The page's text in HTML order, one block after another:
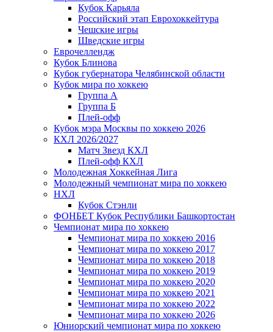
Кубок Карьяла
Российский этап Еврохоккейтура
Чешские игры
Шведские игры
Еврочеллендж
Кубок Блинова
Кубок губернатора Челябинской области
Кубок мира по хоккею
Группа А
Группа Б
Плей-офф
Кубок мэра Москвы по хоккею 2026
КХЛ 2026/2027
Матч Звезд КХЛ
Плей-офф КХЛ
Молодежная Хоккейная Лига
Молодежный чемпионат мира по хоккею
НХЛ
Кубок Стэнли
ФОНБЕТ Кубок Республики Башкортостан
Чемпионат мира по хоккею
Чемпионат мира по хоккею 2016
Чемпионат мира по хоккею 2017
Чемпионат мира по хоккею 2018
Чемпионат мира по хоккею 2019
Чемпионат мира по хоккею 2020
Чемпионат мира по хоккею 2021
Чемпионат мира по хоккею 2022
Чемпионат мира по хоккею 2026
Юниорский чемпионат мира по хоккею